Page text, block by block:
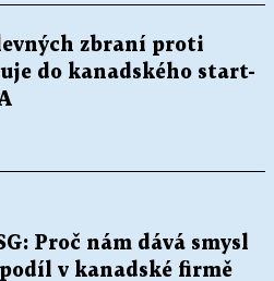
zbraní proti
do kanadského start-
Proč nám dává smysl
v kanadské firmě